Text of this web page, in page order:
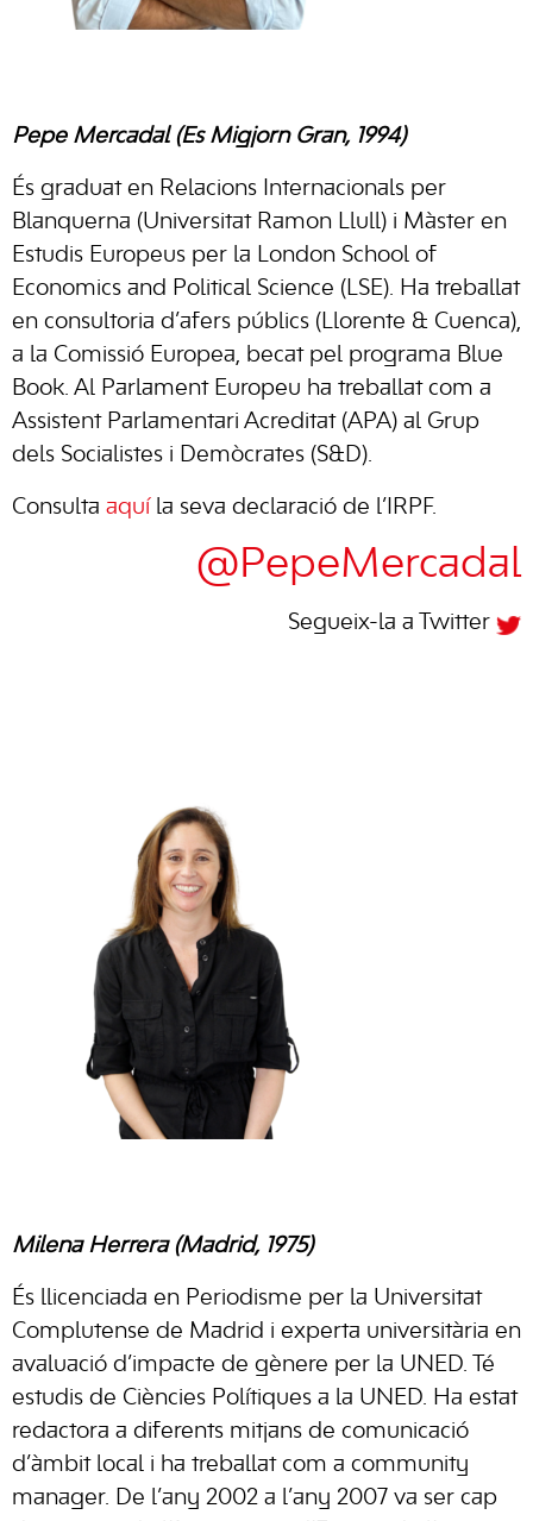
Pepe Mercadal (Es Migjorn Gran, 1994)
És graduat en Relacions Internacionals per
Blanquerna (Universitat Ramon Llull) i Màster en
Estudis Europeus per la London School of
Economics and Political Science (LSE). Ha treballat
en consultoria d’afers públics (Llorente & Cuenca),
a la Comissió Europea, becat pel programa Blue
Book. Al Parlament Europeu ha treballat com a
Assistent Parlamentari Acreditat (APA) al Grup
dels Socialistes i Demòcrates (S&D).
Consulta aquí la seva declaració de l’IRPF.
@PepeMercadal
Segueix-la a Twitter
Milena Herrera (Madrid, 1975)
És llicenciada en Periodisme per la Universitat
Complutense de Madrid i experta universitària en
avaluació d’impacte de gènere per la UNED. Té
estudis de Ciències Polítiques a la UNED. Ha estat
redactora a diferents mitjans de comunicació
d’àmbit local i ha treballat com a community
manager. De l’any 2002 a l’any 2007 va ser cap